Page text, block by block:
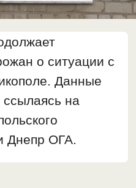
о ситуации с
Данные
на
Днепр ОГА.